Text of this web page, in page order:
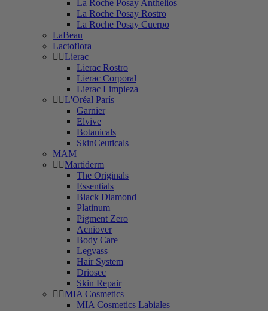
La Roche Posay Anthelios
La Roche Posay Rostro
La Roche Posay Cuerpo
LaBeau
Lactoflora
Lierac
Lierac Rostro
Lierac Corporal
Lierac Limpieza
L'Oréal París
Garnier
Elvive
Botanicals
SkinCeuticals
MAM
Martiderm
The Originals
Essentials
Black Diamond
Platinum
Pigment Zero
Acniover
Body Care
Legvass
Hair System
Driosec
Skin Repair
MIA Cosmetics
MIA Cosmetics Labiales